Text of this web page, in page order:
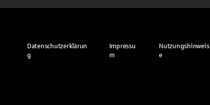
Datenschutzerklärun
g
Impressu
m
Nutzungshinweis
e